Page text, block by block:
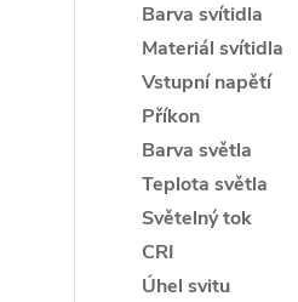
Barva svítidla
Materiál svítidla
Vstupní napětí
Příkon
Barva světla
Teplota světla
Světelný tok
CRI
Úhel svitu